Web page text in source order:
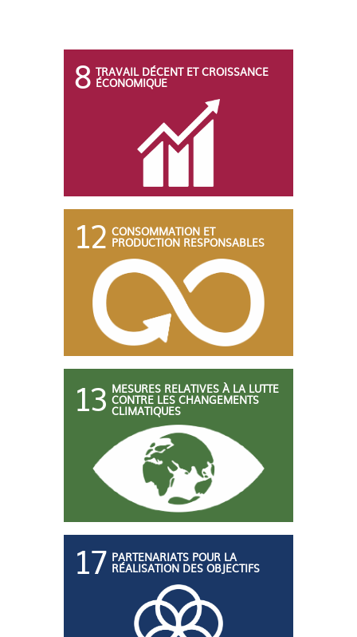
8 TRAVAIL DÉCENT ET CROISSANCE
ÉCONOMIQUE
12 CONSOMMATION ET
PRODUCTION RESPONSABLES
13 MESURES RELATIVES À LA LUTTE
CONTRE LES CHANGEMENTS
CLIMATIQUES
17 PARTENARIATS POUR LA
RÉALISATION DES OBJECTIFS